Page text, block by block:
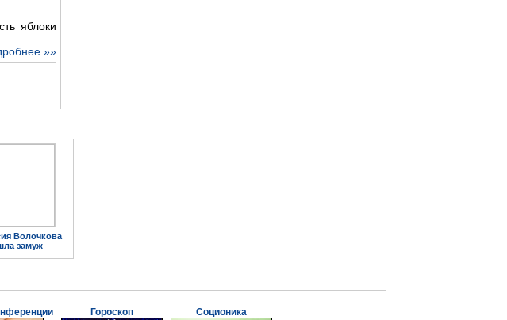
яблоки
»»
Волочкова
замуж
Гороскоп Соционика